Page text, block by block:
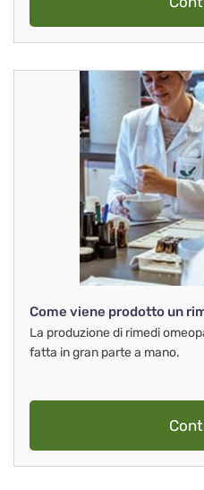
Come viene prodotto un
La produzione di rimedi
fatta in gran parte a mano.